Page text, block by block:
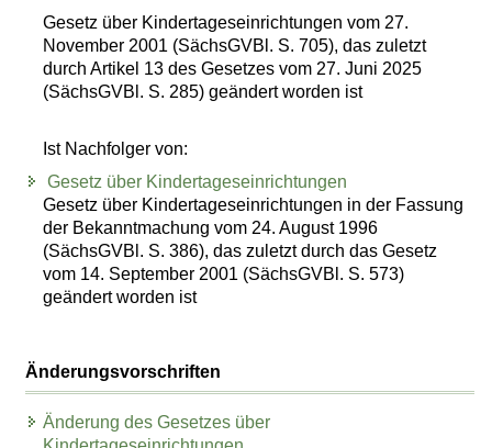
Gesetz über Kindertageseinrichtungen vom 27.
November 2001 (SächsGVBl. S. 705), das zuletzt
durch Artikel 13 des Gesetzes vom 27. Juni 2025
(SächsGVBl. S. 285) geändert worden ist
Ist Nachfolger von:
Gesetz über Kindertageseinrichtungen
Gesetz über Kindertageseinrichtungen in der Fassung
der Bekanntmachung vom 24. August 1996
(SächsGVBl. S. 386), das zuletzt durch das Gesetz
vom 14. September 2001 (SächsGVBl. S. 573)
geändert worden ist
Änderungsvorschriften
Änderung des Gesetzes über